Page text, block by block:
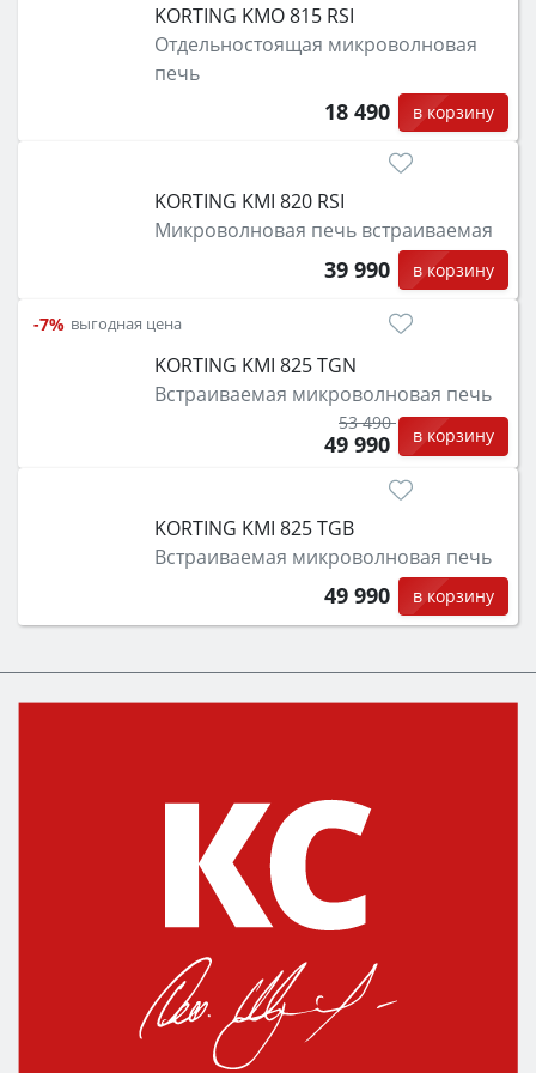
KORTING KMO 815 RSI
Отдельностоящая микроволновая
печь
18 490 в корзину
KORTING KMI 820 RSI
Микроволновая печь встраиваемая
39 990 в корзину
-7% выгодная цена
KORTING KMI 825 TGN
Встраиваемая микроволновая печь
53 490
49 990 в корзину
KORTING KMI 825 TGB
Встраиваемая микроволновая печь
49 990 в корзину